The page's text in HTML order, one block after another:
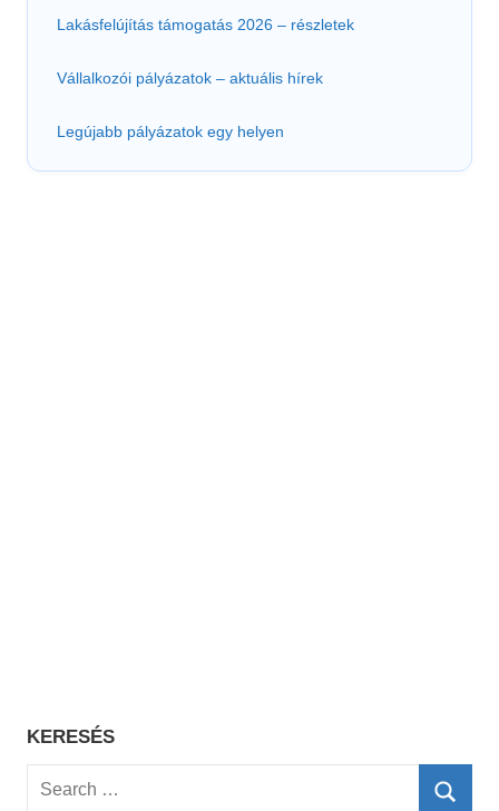
Lakásfelújítás támogatás 2026 – részletek
Vállalkozói pályázatok – aktuális hírek
Legújabb pályázatok egy helyen
KERESÉS
Search